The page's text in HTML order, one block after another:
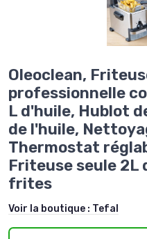
Oleoclean,
professionnelle
L d'huile, Hublot
de l'huile,
Thermostat
Friteuse seule 2L
frites
Voir la boutique : Tefal